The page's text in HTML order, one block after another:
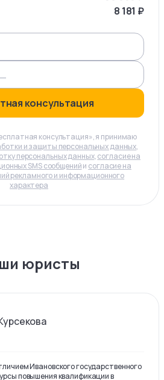
8 181 ₽
консультация
консультация», я принимаю
и защиты персональных данных,
персональных данных,согласие на
SMS сообщенийи согласие на
рекламного и информационного
характера
юристы
Ивановского государственного
повышения квалификации в